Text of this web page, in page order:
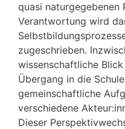
quasi naturgegebenen
Verantwortung wird
zugeschrieben.
wissenschaftliche
Übergang in die
gemeinschaftliche
verschiedene
Dieser